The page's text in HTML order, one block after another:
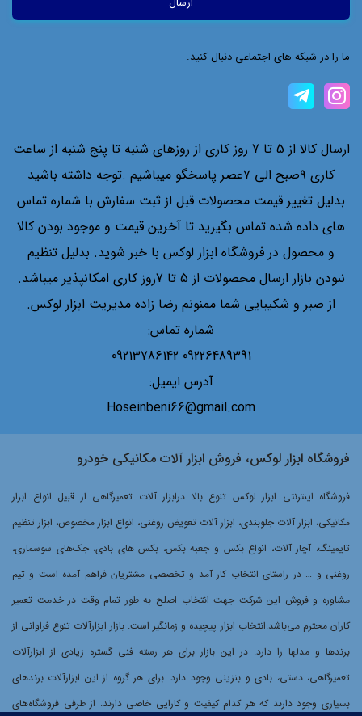
ما را در شبکه های اجتماعی دنبال کنید.
ارسال کالا از 5 تا 7 روز کاری از روزهای شنبه تا پنج شنبه از ساعت
کاری ۹صبح الی ۷عصر پاسخگو میباشیم .توجه داشته باشید
بدلیل تغییر قیمت محصولات قبل از ثبت سفارش با شماره تماس
های داده شده تماس بگیرید تا آخرین قیمت و موجود بودن کالا
و محصول در فروشگاه ابزار لوکس با خبر شوید. بدلیل تنظیم
نبودن بازار ارسال محصولات از 5 تا 7روز کاری امکانپذیر میباشد.
از صبر و شکیبایی شما ممنونم رضا زاده مدیریت ابزار لوکس.
شماره تماس:
09226489391 09213786142
آدرس ایمیل:
Hoseinbeni66@gmail.com
فروشگاه ابزار لوکس، فروش ابزار آلات مکانیکی خودرو
فروشگاه اینترنتی ابزار لوکس تنوع بالا درابزار آلات تعمیرگاهی از قبیل انواع ابزار
مکانیکی، ابزار آلات جلوبندی، ابزار آلات تعویض روغنی، انواع ابزار مخصوص، ابزار تنظیم
تایمینگ، آچار آلات، انواع بکس و جعبه بکس، بکس های بادی، جک‌های سوسماری،
روغنی و … در راستای انتخاب کار آمد و تخصصی مشتریان فراهم آمده است و تیم
مشاوره و فروش این شرکت جهت انتخاب اصلح به طور تمام وقت در خدمت تعمیر
کاران محترم می‌باشد.انتخاب ابزار پیچیده و زمانگیر است. بازار ابزارآلات تنوع فراوانی از
برندها و مدلها را دارد. در این بازار برای هر رسته فنی گستره زیادی از ابزارآلات
تعمیرگاهی، دستی، بادی و بنزینی وجود دارد. برای هر گروه از این ابزارآلات برندهای
بسیاری وجود دارند که هر کدام کیفیت و کارایی خاصی دارند. از طرفی فروشگاه‌های